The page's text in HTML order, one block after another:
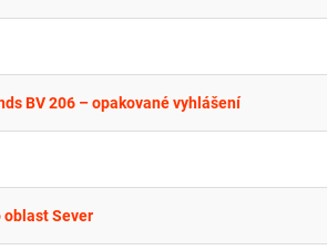
BV 206 – opakované vyhlášení
oblast Sever